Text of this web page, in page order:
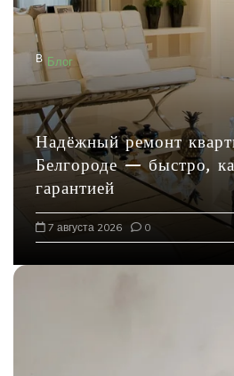
з
а
и
м
В Блог
Надёжный ремонт
Белгороде — быстро,
гарантией
7 августа 2026 0